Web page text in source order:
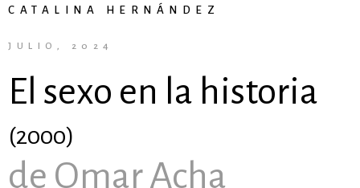
CATALINA HERNÁNDEZ
JULIO, 2024
El sexo en la historia
(2000)
de Omar Acha